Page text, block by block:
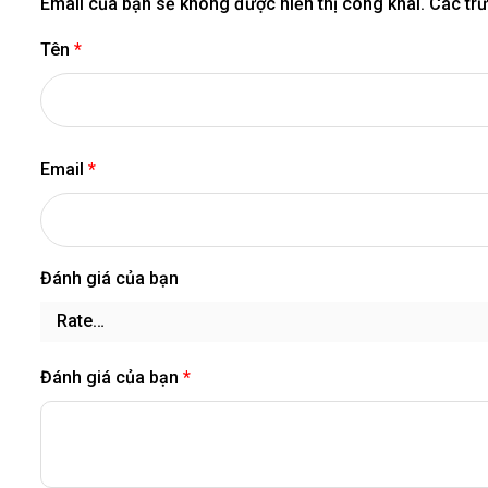
Tên *
Email *
Đánh giá của bạn
Đánh giá của bạn *